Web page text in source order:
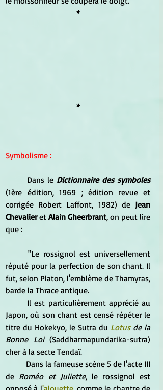
*
*
Symbolisme :
	Dans le
Dictionnaire des symboles
(1ère édition, 1969 ; édition revue et
corrigée Robert Laffont, 1982) de Jean
Chevalier et Alain Gheerbrant, on peut lire
que :
réputé pour la perfection de son chant. Il
fut, selon Platon, l'emblème de Thamyras,
barde la Thrace antique.
Japon, où son chant est censé répéter le
titre du Hokekyo, le Sutra du Lotus de la
Bonne Loi (Saddharmapundarika-sutra)
cher à la secte Tendaï.
de Roméo et Juliette, le rossignol est